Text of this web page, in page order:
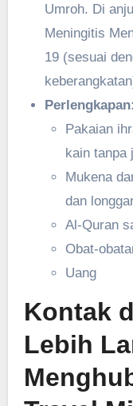
Umroh. Di
Meningitis
19 (sesuai
Perlengkapan:
Pakaian
kain tanpa
Mukena
dan
Al-Quran
Obat-
Uang
Kontak
Lebih